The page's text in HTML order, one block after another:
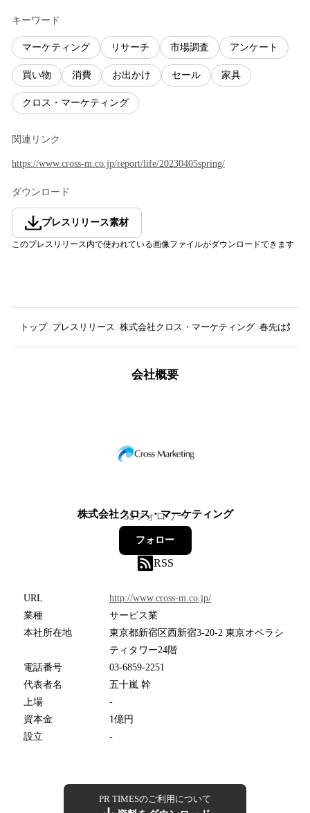
キーワード
マーケティング リサーチ 市場調査 アンケート
買い物 消費 お出かけ セール 家具
クロス・マーケティング
関連リンク
https://www.cross-m.co.jp/report/life/20230405spring/
ダウンロード
プレスリリース素材
このプレスリリース内で使われている画像ファイルがダウンロードできます
トップ プレスリリース 株式会社クロス・マーケティング 春先は気分
会社概要
株式会社クロス・マーケティング
55フォロワー
フォロー
RSS
URL
http://www.cross-m.co.jp/
業種
サービス業
本社所在地
東京都新宿区西新宿3-20-2 東京オペラシ
ティタワー24階
電話番号
03-6859-2251
代表者名
五十嵐 幹
上場
-
資本金
1億円
設立
-
PR TIMESのご利用について